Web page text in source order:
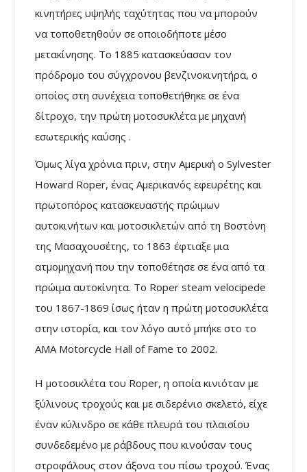
κινητήρες υψηλής ταχύτητας που να μπορούν
να τοποθετηθούν σε οποιοδήποτε μέσο
μετακίνησης. Το 1885 κατασκεύασαν τον
πρόδρομο του σύγχρονου βενζινοκινητήρα, ο
οποίος στη συνέχεια τοποθετήθηκε σε ένα
δίτροχο, την πρώτη μοτοσυκλέτα με μηχανή
εσωτερικής καύσης .
Όμως λίγα χρόνια πριν, στην Αμερική ο Sylvester
Howard Roper, ένας Αμερικανός εφευρέτης και
πρωτοπόρος κατασκευαστής πρώιμων
αυτοκινήτων και μοτοσικλετών από τη Βοστόνη
της Μασαχουσέτης, το 1863 έφτιαξε μια
ατμομηχανή που την τοποθέτησε σε ένα από τα
πρώιμα αυτοκίνητα. Το Roper steam velocipede
του 1867-1869 ίσως ήταν η πρώτη μοτοσυκλέτα
στην ιστορία, και τον λόγο αυτό μπήκε στο το
AMA Motorcycle Hall of Fame το 2002.
H μοτοσικλέτα του Roper, η οποία κινιόταν με
ξύλινους τροχούς και με σιδερένιο σκελετό, είχε
έναν κύλινδρο σε κάθε πλευρά του πλαισίου
συνδεδεμένο με ράβδους που κινούσαν τους
στροφάλους στον άξονα του πίσω τροχού. Ένας